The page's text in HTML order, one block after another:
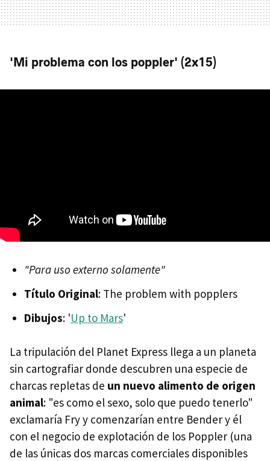
'Mi problema con los poppler' (2x15)
"Para uso externo solamente"
Título Original: The problem with popplers
Dibujos: 'Up to Mars'
La tripulación del Planet Express llega a un planeta
sin cartografiar donde descubren una especie de
charcas repletas de un nuevo alimento de origen
animal: "es como el sexo, solo que puedo tenerlo"
exclamaría Fry y comenzarían entre Bender y él
con el negocio de explotación de los Poppler (una
de las únicas dos marcas comerciales disponibles